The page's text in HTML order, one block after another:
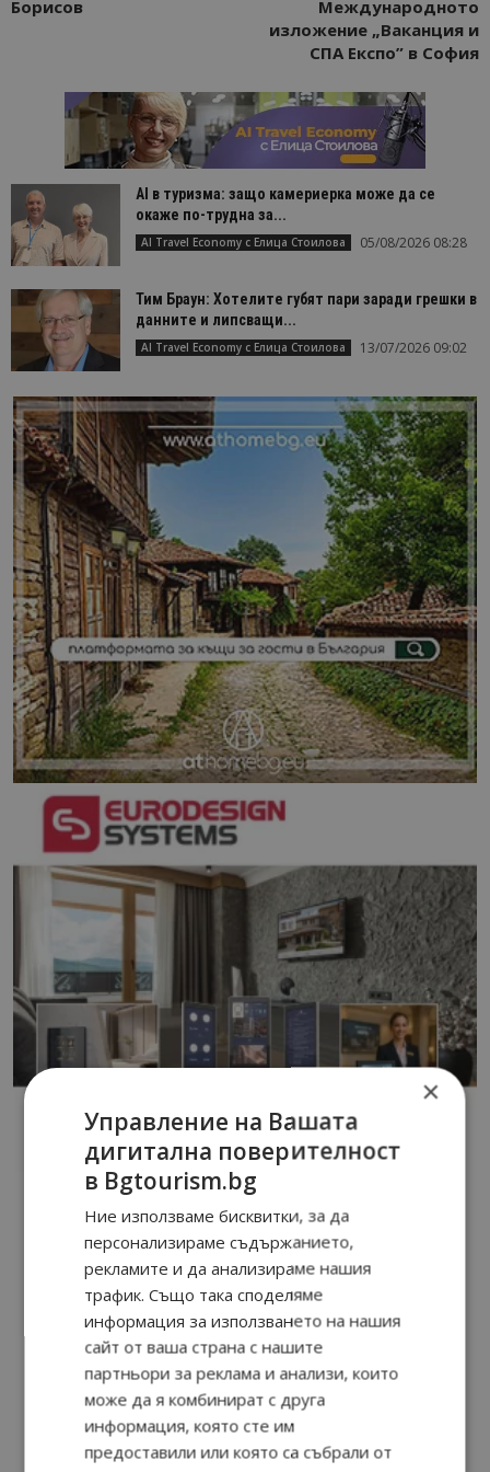
Борисов
Международното
изложение „Ваканция и
СПА Експо” в София
AI в туризма: защо камериерка може да се
окаже по-трудна за...
AI Travel Economy с Елица Стоилова 05/08/2026 08:28
Тим Браун: Хотелите губят пари заради грешки в
данните и липсващи...
AI Travel Economy с Елица Стоилова 13/07/2026 09:02
×
Управление на Вашата
дигитална поверителност
в Bgtourism.bg
Ние използваме бисквитки, за да
персонализираме съдържанието,
рекламите и да анализираме нашия
трафик. Също така споделяме
информация за използването на нашия
сайт от ваша страна с нашите
партньори за реклама и анализи, които
може да я комбинират с друга
информация, която сте им
предоставили или която са събрали от